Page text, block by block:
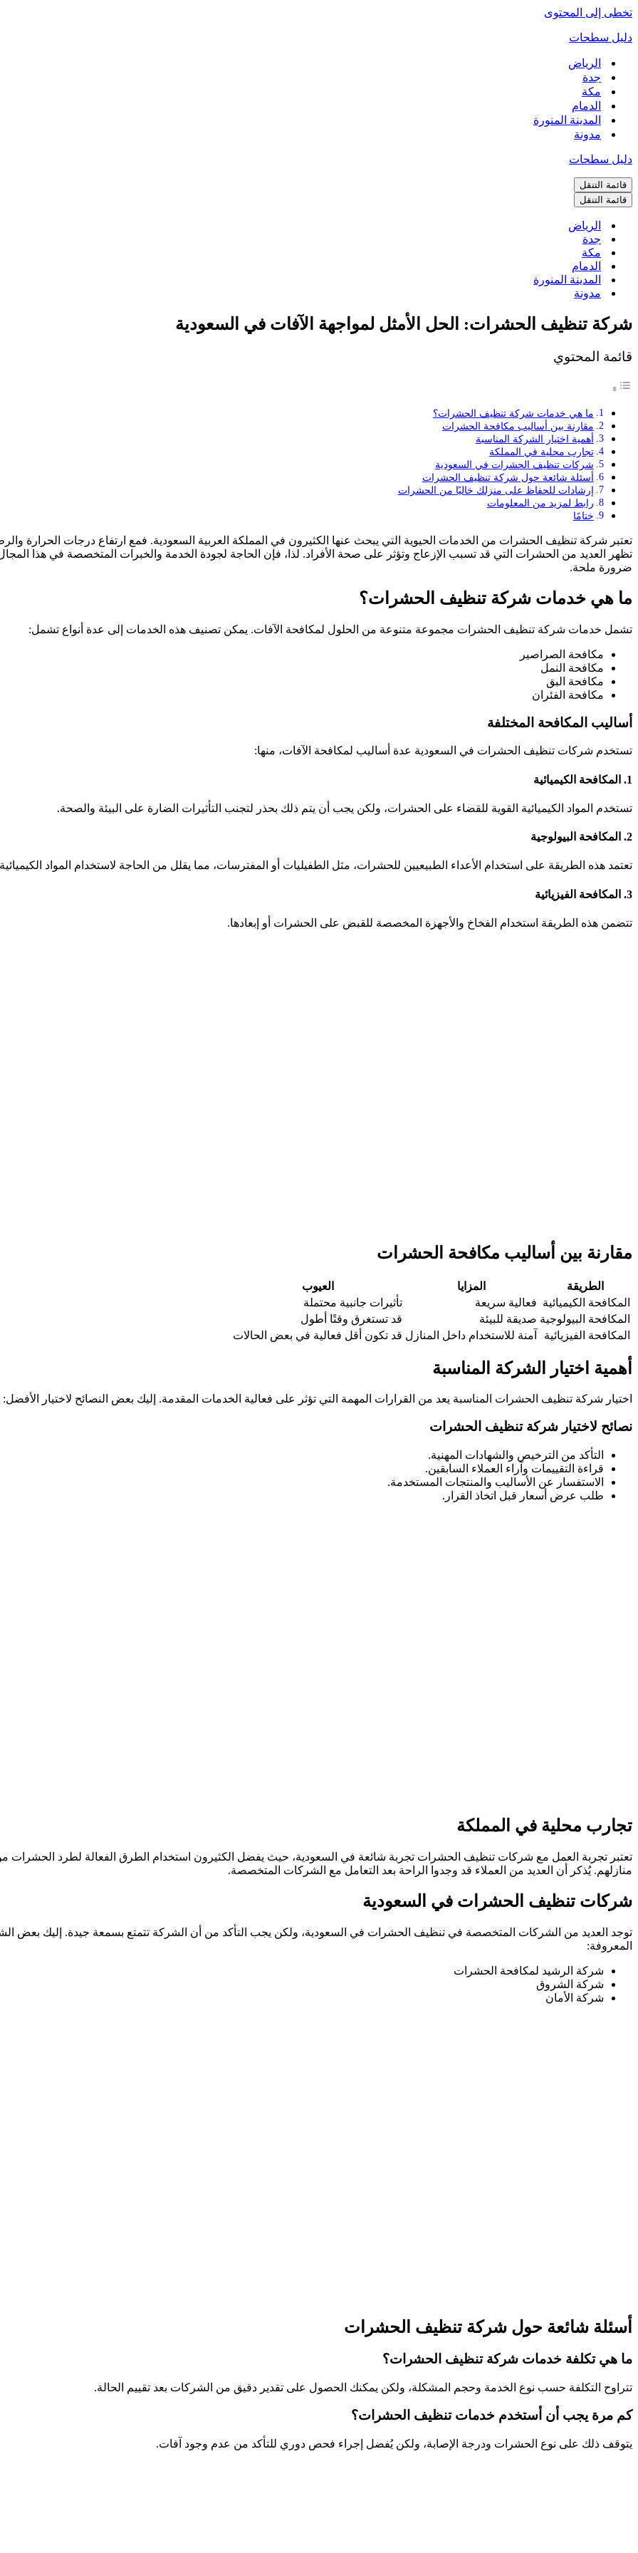
تخطى إلى المحتوى
دليل سطحات
الرياض
جدة
مكة
الدمام
المدينة المنورة
مدونة
دليل سطحات
قائمة التنقل
قائمة التنقل
الرياض
جدة
مكة
الدمام
المدينة المنورة
مدونة
شركة تنظيف الحشرات: الحل الأمثل لمواجهة الآفات في السعودية
قائمة المحتوي
ما هي خدمات شركة تنظيف الحشرات؟
مقارنة بين أساليب مكافحة الحشرات
أهمية اختيار الشركة المناسبة
تجارب محلية في المملكة
شركات تنظيف الحشرات في السعودية
أسئلة شائعة حول شركة تنظيف الحشرات
إرشادات للحفاظ على منزلك خاليًا من الحشرات
رابط لمزيد من المعلومات
ختامًا
تعتبر شركة تنظيف الحشرات من الخدمات الحيوية التي يبحث عنها الكثيرون في المملكة العربية السعودية. فمع ارتفاع درجات الحرارة
تظهر العديد من الحشرات التي قد تسبب الإزعاج وتؤثر على صحة الأفراد. لذا، فإن الحاجة لجودة الخدمة والخبرات المتخصصة في هذا
ضرورة ملحة.
ما هي خدمات شركة تنظيف الحشرات؟
تشمل خدمات شركة تنظيف الحشرات مجموعة متنوعة من الحلول لمكافحة الآفات. يمكن تصنيف هذه الخدمات إلى عدة أنواع تشمل:
مكافحة الصراصير
مكافحة النمل
مكافحة البق
مكافحة الفئران
أساليب المكافحة المختلفة
تستخدم شركات تنظيف الحشرات في السعودية عدة أساليب لمكافحة الآفات، منها:
1. المكافحة الكيميائية
تستخدم المواد الكيميائية القوية للقضاء على الحشرات، ولكن يجب أن يتم ذلك بحذر لتجنب التأثيرات الضارة على البيئة والصحة.
2. المكافحة البيولوجية
تعتمد هذه الطريقة على استخدام الأعداء الطبيعيين للحشرات، مثل الطفيليات أو المفترسات، مما يقلل من الحاجة لاستخدام المواد
3. المكافحة الفيزيائية
تتضمن هذه الطريقة استخدام الفخاخ والأجهزة المخصصة للقبض على الحشرات أو إبعادها.
مقارنة بين أساليب مكافحة الحشرات
الطريقة المزايا
العيوب
المكافحة الكيميائية فعالية سريعة
تأثيرات جانبية محتملة
المكافحة البيولوجية صديقة للبيئة
قد تستغرق وقتًا أطول
المكافحة الفيزيائية
آمنة للاستخدام داخل المنازل قد تكون أقل فعالية في بعض الحالات
أهمية اختيار الشركة المناسبة
اختيار شركة تنظيف الحشرات المناسبة يعد من القرارات المهمة التي تؤثر على فعالية الخدمات المقدمة. إليك بعض النصائح لاختيار الأفضل:
نصائح لاختيار شركة تنظيف الحشرات
التأكد من الترخيص والشهادات المهنية.
قراءة التقييمات وآراء العملاء السابقين.
الاستفسار عن الأساليب والمنتجات المستخدمة.
طلب عرض أسعار قبل اتخاذ القرار.
تجارب محلية في المملكة
تعتبر تجربة العمل مع شركات تنظيف الحشرات تجربة شائعة في السعودية، حيث يفضل الكثيرون استخدام الطرق الفعالة لطرد الحشرات
منازلهم. يُذكر أن العديد من العملاء قد وجدوا الراحة بعد التعامل مع الشركات المتخصصة.
شركات تنظيف الحشرات في السعودية
توجد العديد من الشركات المتخصصة في تنظيف الحشرات في السعودية، ولكن يجب التأكد من أن الشركة تتمتع بسمعة جيدة. إليك بعض
المعروفة:
شركة الرشيد لمكافحة الحشرات
شركة الشروق
شركة الأمان
أسئلة شائعة حول شركة تنظيف الحشرات
ما هي تكلفة خدمات شركة تنظيف الحشرات؟
تتراوح التكلفة حسب نوع الخدمة وحجم المشكلة، ولكن يمكنك الحصول على تقدير دقيق من الشركات بعد تقييم الحالة.
كم مرة يجب أن أستخدم خدمات تنظيف الحشرات؟
يتوقف ذلك على نوع الحشرات ودرجة الإصابة، ولكن يُفضل إجراء فحص دوري للتأكد من عدم وجود آفات.